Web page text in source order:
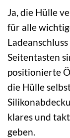
Ja, die Hülle
für alle
Seitentasten
positionierte
die Hülle
klares und
geben.